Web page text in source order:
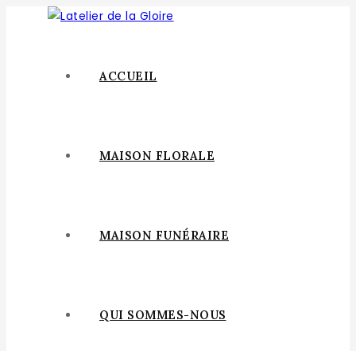
ACCUEIL
MAISON FLORALE
MAISON FUNÉRAIRE
QUI SOMMES-NOUS